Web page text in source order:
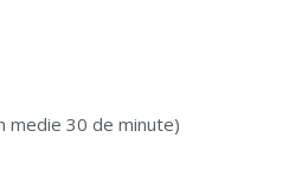
medie 30 de minute)